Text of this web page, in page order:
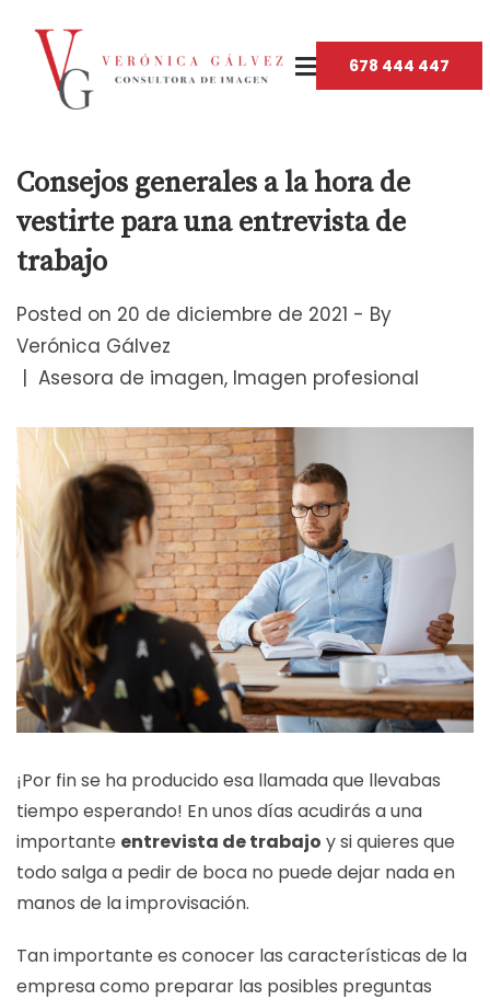
678 444 447
Consejos generales a la hora de
vestirte para una entrevista de
trabajo
Posted on 20 de diciembre de 2021
By
Verónica Gálvez
Asesora de imagen Imagen profesional
¡Por fin se ha producido esa llamada que llevabas
tiempo esperando! En unos días acudirás a una
importante entrevista de trabajo y si quieres que
todo salga a pedir de boca no puede dejar nada en
manos de la improvisación.
Tan importante es conocer las características de la
empresa como preparar las posibles preguntas